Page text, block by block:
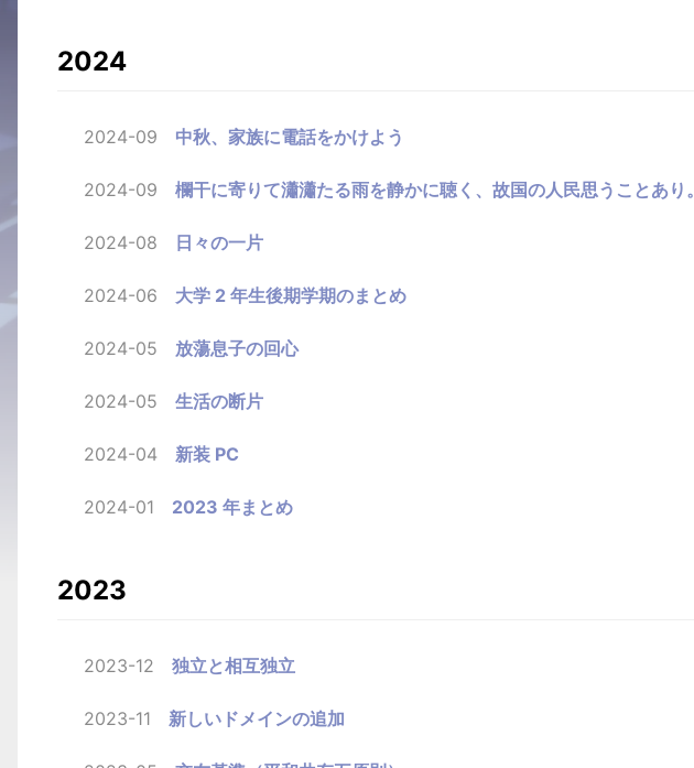
2024
2024-09 中秋、家族に電話をかけよう
2024-09 欄干に寄りて瀟瀟たる雨を静かに聴く、故国の人民思うことあり。
2024-08 日々の一片
2024-06 大学 2 年生後期学期のまとめ
2024-05 放蕩息子の回心
2024-05 生活の断片
2024-04 新装 PC
2024-01 2023 年まとめ
2023
2023-12 独立と相互独立
2023-11 新しいドメインの追加